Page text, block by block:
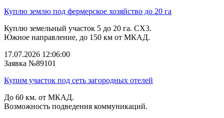
Куплю землю под фермерское хозяйство до 20 га
Куплю земельный участок 5 до 20 га. СХ3.
Южное направление, до 150 км от МКАД.
17.07.2026 12:06:00
Заявка №89101
Купим участок под сеть загородных отелей
До 60 км. от МКАД.
Возможность подведения коммуникаций.